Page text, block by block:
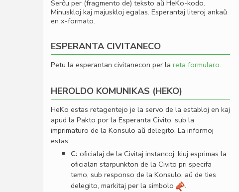
Serĉu per (fragmento de) teksto aŭ HeKo-kodo.
Minuskloj kaj majuskloj egalas. Esperantaj literoj ankaŭ
en x-formato.
ESPERANTA CIVITANECO
Petu la esperantan civitanecon per la reta formularo.
HEROLDO KOMUNIKAS (HEKO)
HeKo estas retagentejo je la servo de la establoj en kaj
apud la Pakto por la Esperanta Civito, sub la
imprimaturo de la Konsulo aŭ delegito. La informoj
estas:
C: oﬁcialaj de la Civitaj instancoj, kiuj esprimas la
oﬁcialan starpunkton de la Civito pri specifa
temo, sub responso de la Konsulo, aŭ de ties
delegito, markitaj per la simbolo
.